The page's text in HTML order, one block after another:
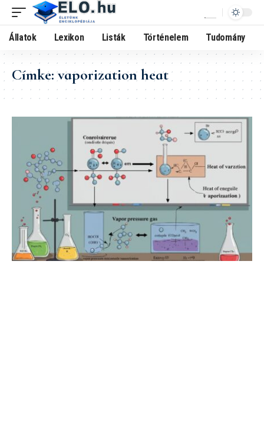
Állatok Lexikon Listák Történelem Tudomány
Címke:vaporization heat